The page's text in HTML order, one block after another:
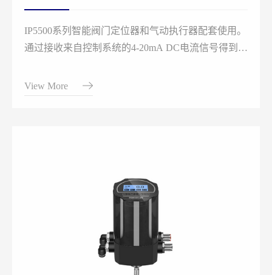
IP5500系列智能阀门定位器和气动执行器配套使用。
通过接收来自控制系统的4-20mA DC电流信号得到阀
阀位值，两者通过控制软件的计算处理，从而控制气
动执行机构的进气和排气，驱动阀位到达设定点。
View More